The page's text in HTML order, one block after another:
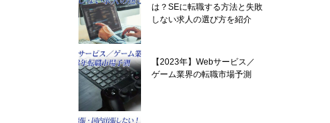
は？SEに転職する方法と失敗
しない求人の選び方を紹介
【2023年】Webサービス／
ゲーム業界の転職市場予測